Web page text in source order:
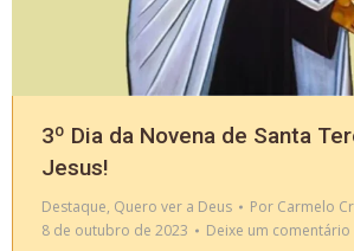
3º Dia da Novena de Santa
Jesus!
Destaque, Quero ver a Deus Por Carmelo
8 de outubro de 2023
Deixe um comentário